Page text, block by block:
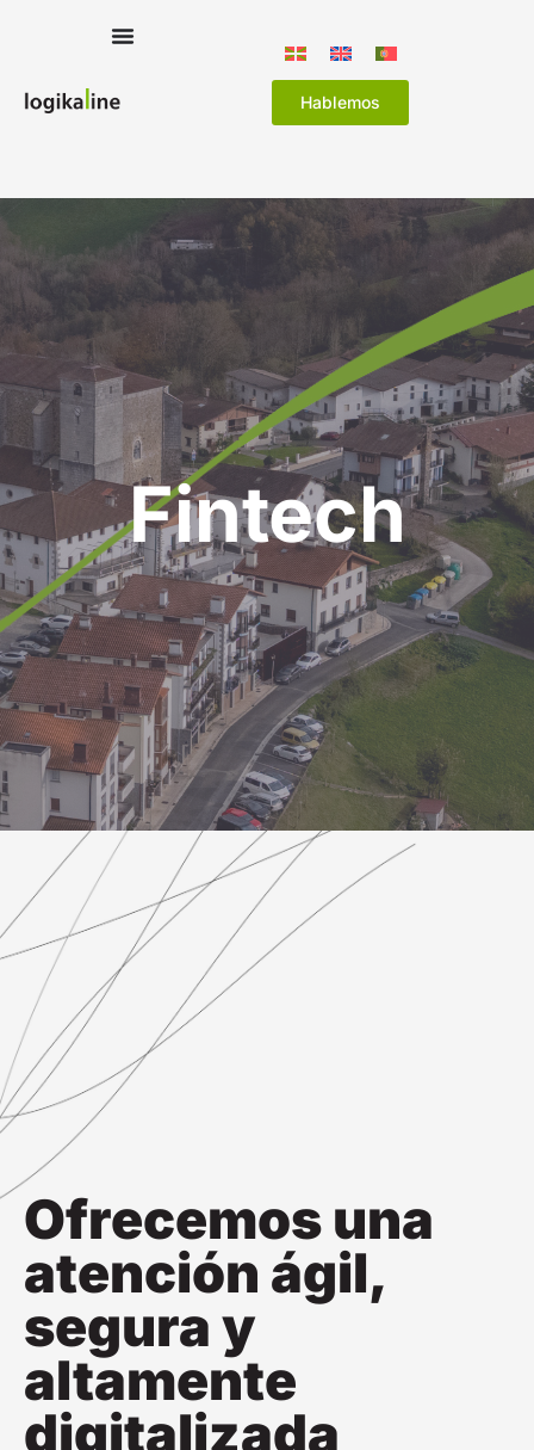
Hablemos
Fintech
Ofrecemos una
atención ágil,
segura y
altamente
digitalizada